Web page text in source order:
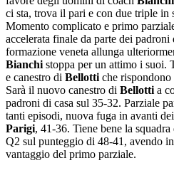
ci sta, trova il pari e con due triple in
Momento complicato e primo
accelerata finale da parte dei
formazione veneta allunga
Bianchi stoppa per un attimo i suoi.
e canestro di Bellotti che
Sarà il nuovo canestro di Bellotti a
padroni di casa sul 35-32. Parziale
tanti episodi, nuova fuga in avanti
Parigi, 41-36. Tiene bene la
Q2 sul punteggio di 48-41, avendo
vantaggio del primo parziale.